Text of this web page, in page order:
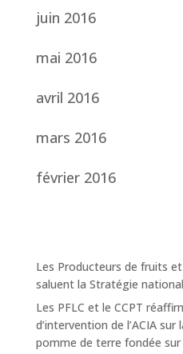
juin 2016
mai 2016
avril 2016
mars 2016
février 2016
Les Producteurs de fruits
saluent la Stratégie
Les PFLC et le CCPT
d’intervention de l’ACIA
pomme de terre fondée sur